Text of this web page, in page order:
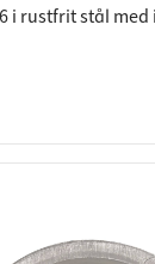
i rustfrit stål